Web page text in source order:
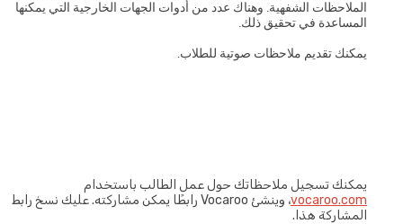
الملاحظات الشفهية. وهناك عدد من أدوات الجهات الخارجية التي يمكنها
المساعدة في تحقيق ذلك.
يمكنك تقديم ملاحظات صوتية للطلاب.
يمكنك تسجيل ملاحظاتك حول عمل الطالب باستخدام
vocaroo.com
، وينشئ Vocaroo رابطًا يمكن مشاركته. عليك نسخ رابط
المشاركة هذا.